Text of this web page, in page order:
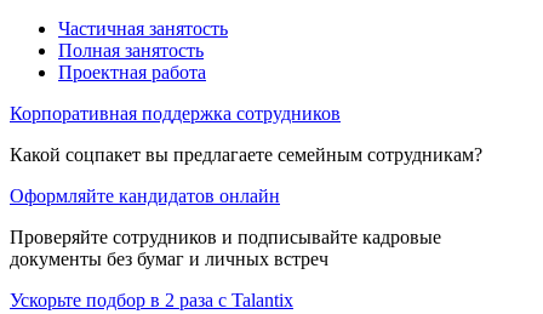
Частичная занятость
Полная занятость
Проектная работа
Корпоративная поддержка сотрудников
Какой соцпакет вы предлагаете семейным сотрудникам?
Оформляйте кандидатов онлайн
Проверяйте сотрудников и подписывайте кадровые
документы без бумаг и личных встреч
Ускорьте подбор в 2 раза с Talantix